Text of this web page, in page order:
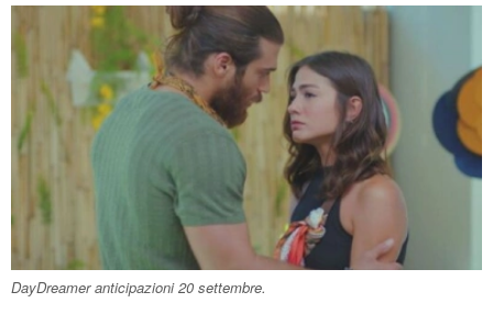
DayDreamer anticipazioni 20 settembre.